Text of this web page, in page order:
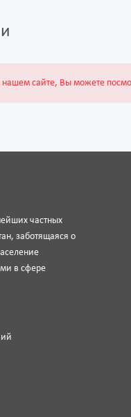
нашем сайте, Вы можете
частных
заботящаяся о
в сфере